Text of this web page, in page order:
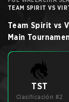
TEAM SPIRIT VS
Team Spirit vs
Main
TST
Clasificación #2